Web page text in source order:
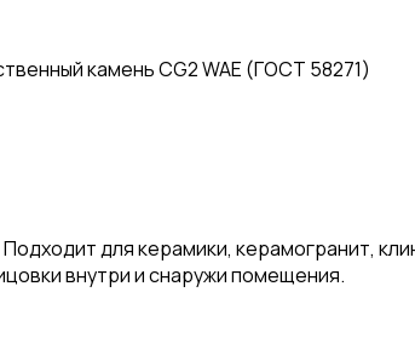
камень CG2 WAE (ГОСТ 58271)
для керамики, керамогранит,
внутри и снаружи помещения.